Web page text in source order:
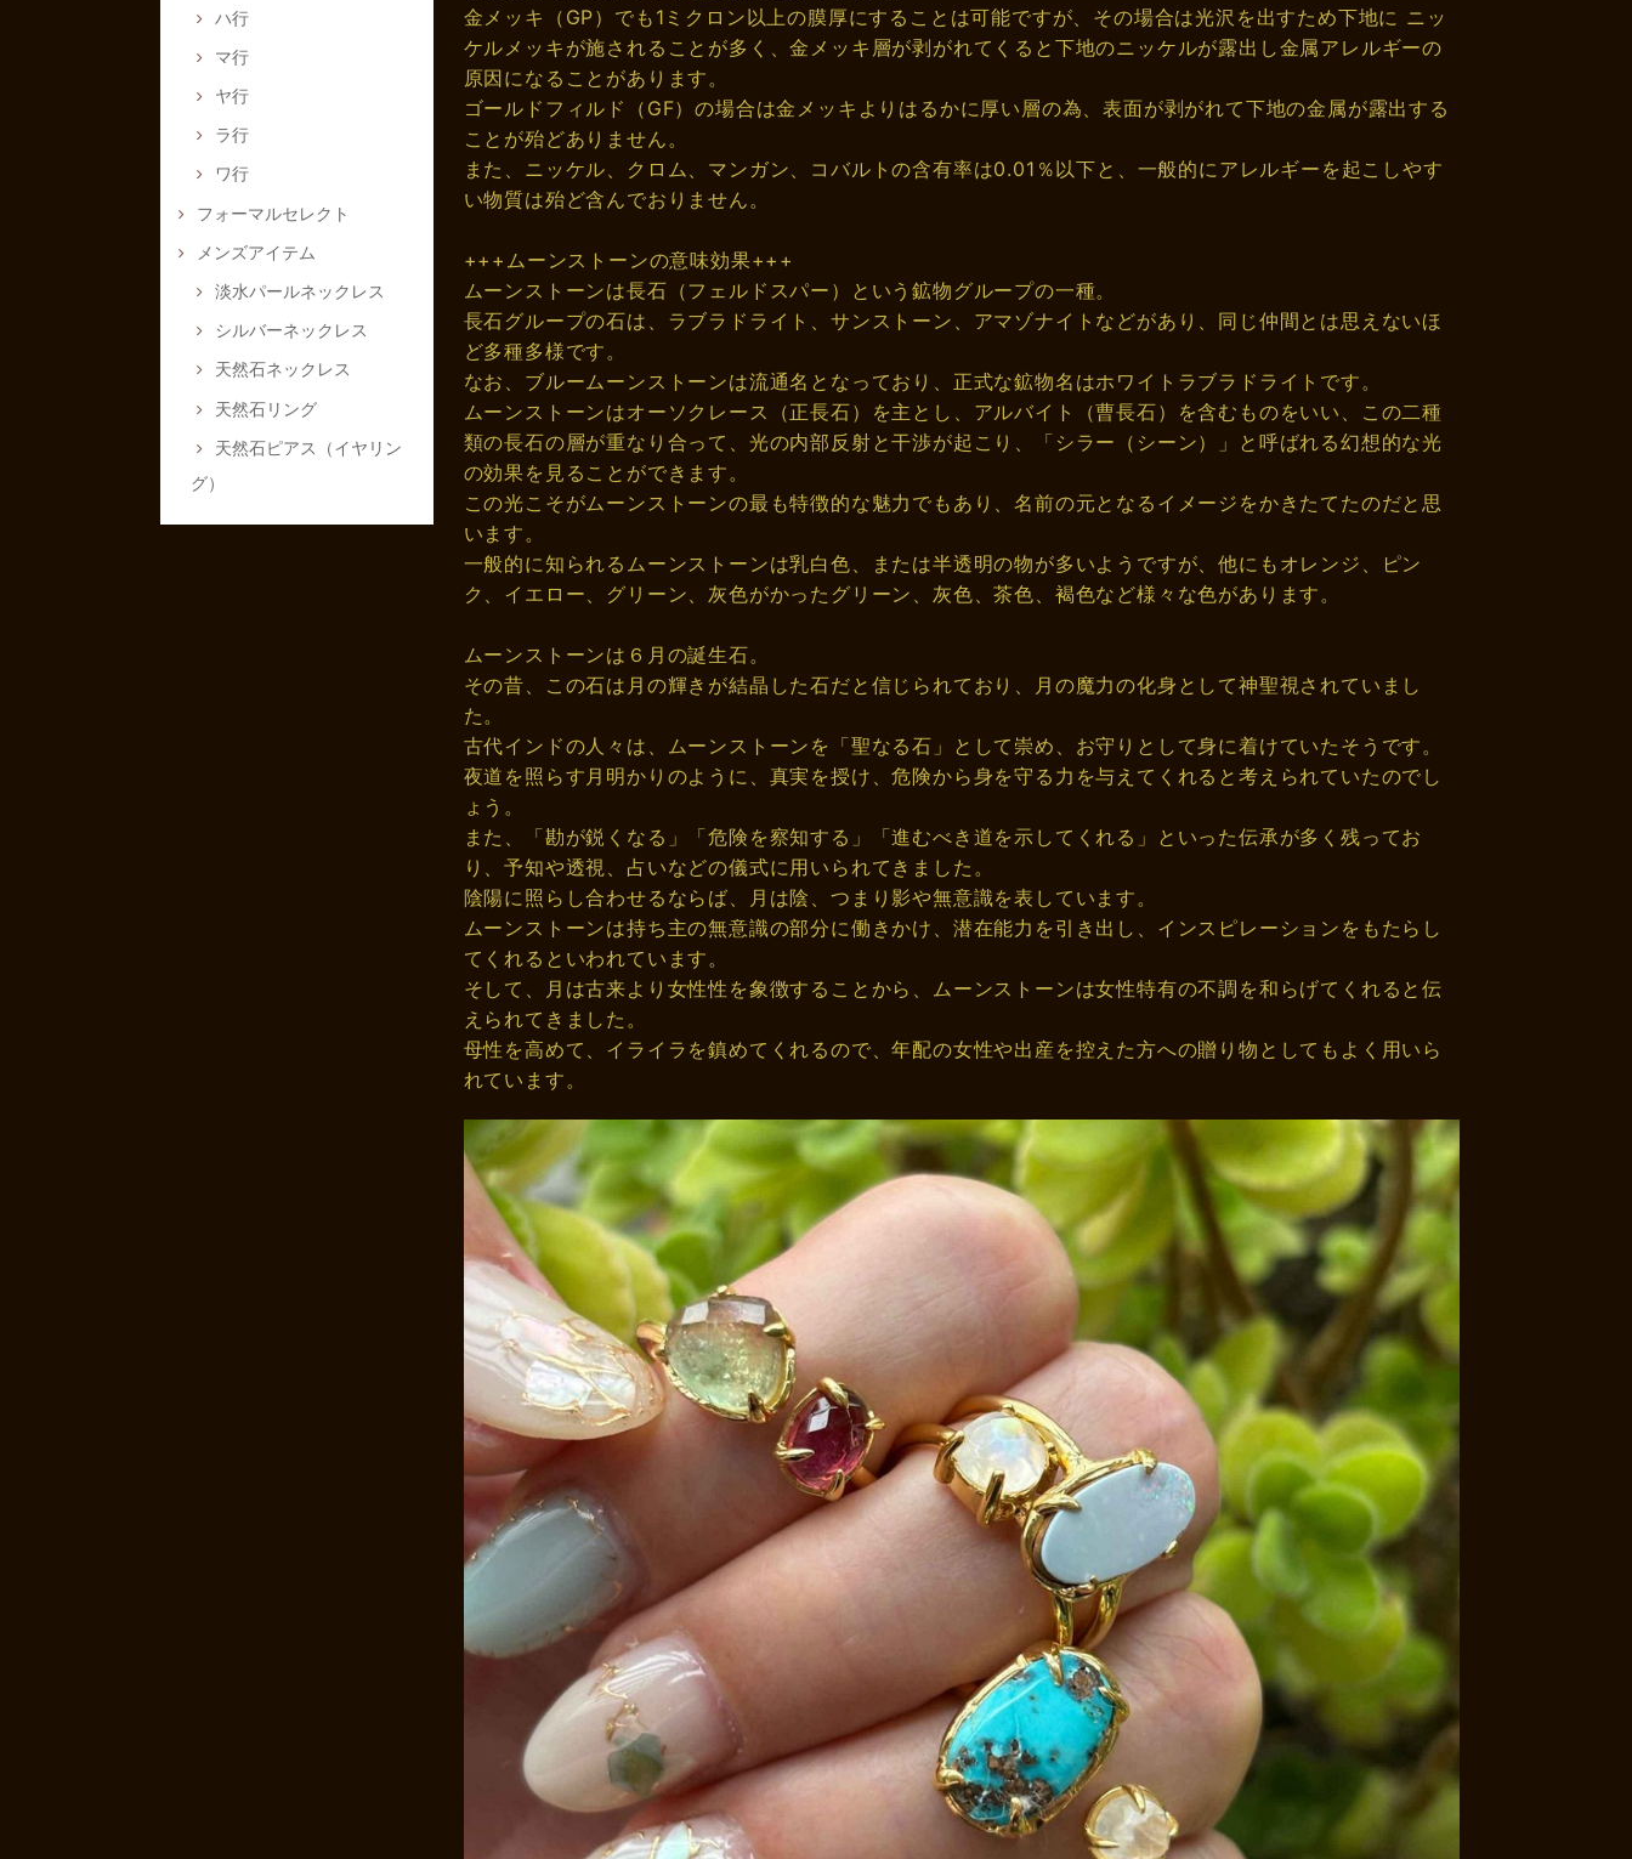
ハ行
マ行
ヤ行
ラ行
ワ行
フォーマルセレクト
メンズアイテム
淡水パールネックレス
シルバーネックレス
天然石ネックレス
天然石リング
天然石ピアス（イヤリン
グ）
金メッキ（GP）でも1ミクロン以上の膜厚にすることは可能ですが、その場合は光沢を出すため下地に ニッ
ケルメッキが施されることが多く、金メッキ層が剥がれてくると下地のニッケルが露出し金属アレルギーの
原因になることがあります。
ゴールドフィルド（GF）の場合は金メッキよりはるかに厚い層の為、表面が剥がれて下地の金属が露出する
ことが殆どありません。
また、ニッケル、クロム、マンガン、コバルトの含有率は0.01％以下と、一般的にアレルギーを起こしやす
い物質は殆ど含んでおりません。
+++ムーンストーンの意味効果+++
ムーンストーンは長石（フェルドスパー）という鉱物グループの一種。
長石グループの石は、ラブラドライト、サンストーン、アマゾナイトなどがあり、同じ仲間とは思えないほ
ど多種多様です。
なお、ブルームーンストーンは流通名となっており、正式な鉱物名はホワイトラブラドライトです。
ムーンストーンはオーソクレース（正長石）を主とし、アルバイト（曹長石）を含むものをいい、この二種
類の長石の層が重なり合って、光の内部反射と干渉が起こり、「シラー（シーン）」と呼ばれる幻想的な光
の効果を見ることができます。
この光こそがムーンストーンの最も特徴的な魅力でもあり、名前の元となるイメージをかきたてたのだと思
います。
一般的に知られるムーンストーンは乳白色、または半透明の物が多いようですが、他にもオレンジ、ピン
ク、イエロー、グリーン、灰色がかったグリーン、灰色、茶色、褐色など様々な色があります。
ムーンストーンは６月の誕生石。
その昔、この石は月の輝きが結晶した石だと信じられており、月の魔力の化身として神聖視されていまし
た。
古代インドの人々は、ムーンストーンを「聖なる石」として崇め、お守りとして身に着けていたそうです。
夜道を照らす月明かりのように、真実を授け、危険から身を守る力を与えてくれると考えられていたのでし
ょう。
また、「勘が鋭くなる」「危険を察知する」「進むべき道を示してくれる」といった伝承が多く残ってお
り、予知や透視、占いなどの儀式に用いられてきました。
陰陽に照らし合わせるならば、月は陰、つまり影や無意識を表しています。
ムーンストーンは持ち主の無意識の部分に働きかけ、潜在能力を引き出し、インスピレーションをもたらし
てくれるといわれています。
そして、月は古来より女性性を象徴することから、ムーンストーンは女性特有の不調を和らげてくれると伝
えられてきました。
母性を高めて、イライラを鎮めてくれるので、年配の女性や出産を控えた方への贈り物としてもよく用いら
れています。